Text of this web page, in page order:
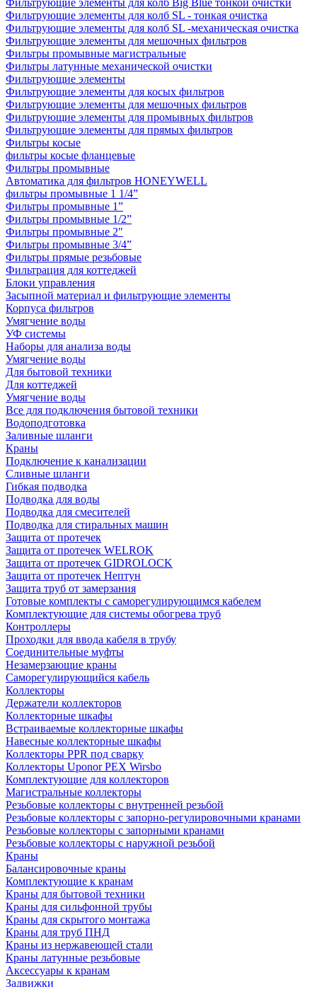
Фильтрующие элементы для колб SL - тонкая очистка
Фильтрующие элементы для колб SL -механическая очистка
Фильтрующие элементы для мешочных фильтров
Фильтры промывные магистральные
Фильтры латунные механической очистки
Фильтрующие элементы
Фильтрующие элементы для косых фильтров
Фильтрующие элементы для мешочных фильтров
Фильтрующие элементы для промывных фильтров
Фильтрующие элементы для прямых фильтров
Фильтры косые
фильтры косые фланцевые
Фильтры промывные
Автоматика для фильтров HONEYWELL
фильтры промывные 1 1/4”
Фильтры промывные 1”
Фильтры промывные 1/2”
Фильтры промывные 2"
Фильтры промывные 3/4”
Фильтры прямые резьбовые
Фильтрация для коттеджей
Блоки управления
Засыпной материал и фильтрующие элементы
Корпуса фильтров
Умягчение воды
УФ системы
Наборы для анализа воды
Умягчение воды
Для бытовой техники
Для коттеджей
Умягчение воды
Все для подключения бытовой техники
Водоподготовка
Заливные шланги
Краны
Подключение к канализации
Сливные шланги
Гибкая подводка
Подводка для воды
Подводка для смесителей
Подводка для стиральных машин
Защита от протечек
Защита от протечек WELROK
Защита от протечек GIDROLOCK
Защита от протечек Нептун
Защита труб от замерзания
Готовые комплекты с саморегулирующимся кабелем
Комплектующие для системы обогрева труб
Контроллеры
Проходки для ввода кабеля в трубу
Соединительные муфты
Незамерзающие краны
Саморегулирующийся кабель
Коллекторы
Держатели коллекторов
Коллекторные шкафы
Встраиваемые коллекторные шкафы
Навесные коллекторные шкафы
Коллекторы PPR под сварку
Коллекторы Uponor PEX Wirsbo
Комплектующие для коллекторов
Магистральные коллекторы
Резьбовые коллекторы с внутренней резьбой
Резьбовые коллекторы с запорно-регулировочными кранами
Резьбовые коллекторы с запорными кранами
Резьбовые коллекторы с наружной резьбой
Краны
Балансировочные краны
Комплектующие к кранам
Краны для бытовой техники
Краны для сильфонной трубы
Краны для скрытого монтажа
Краны для труб ПНД
Краны из нержавеющей стали
Краны латунные резьбовые
Аксессуары к кранам
Задвижки